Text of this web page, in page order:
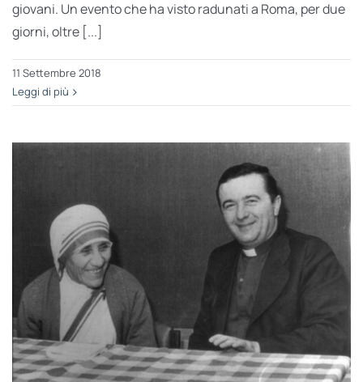
giovani. Un evento che ha visto radunati a Roma, per due
giorni, oltre [...]
11 Settembre 2018
Leggi di più